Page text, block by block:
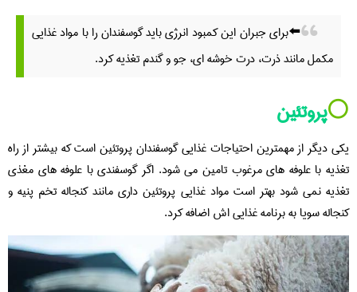
⬅️برای جبران این کمبود انرژی باید گوسفندان را با مواد غذایی
مکمل مانند ذرت، درت خوشه ای، جو و گندم تغذیه کرد.
⚪️پروتئین
یکی دیگر از مهمترین احتیاجات غذایی گوسفندان پروتئین است که بیشتر از راه
تغذیه با علوفه های مرغوب تامین می شود. اگر گوسفندی با علوفه های مغذی
تغذیه نمی شود بهتر است مواد غذایی پروتئین داری مانند کنجاله تخم پنیه و
کنجاله سویا به برنامه غذایی اش اضافه کرد.